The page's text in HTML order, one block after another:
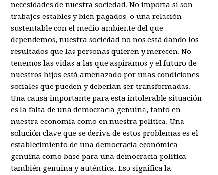
necesidades de nuestra sociedad. No importa si son
trabajos estables y bien pagados, o una relación
sustentable con el medio ambiente del que
dependemos, nuestra sociedad no nos está dando los
resultados que las personas quieren y merecen. No
tenemos las vidas a las que aspiramos y el futuro de
nuestros hijos está amenazado por unas condiciones
sociales que pueden y deberían ser transformadas.
Una causa importante para esta intolerable situación
es la falta de una democracia genuina, tanto en
nuestra economía como en nuestra política. Una
solución clave que se deriva de estos problemas es el
establecimiento de una democracia económica
genuina como base para una democracia política
también genuina y auténtica. Eso significa la